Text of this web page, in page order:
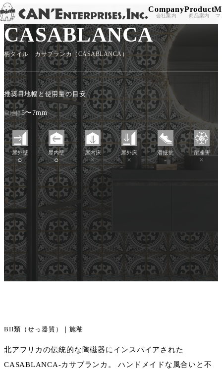
Skip to content Company
会社案内
Product
商品案内 マ
TOP / PRODUCT / CASABLANCA
CASABLANCA
柄タイル カサブランカ（CASABLANCA）
推奨目地幅と使用量の目安
目地幅5〜7mm
屋外壁
○
屋内壁
○
屋内床
×
屋外床
×
滑抵抗
-
耐凍害
×
BII類（せっ器質）｜施釉
北アフリカの伝統的な陶磁器にインスパイアされた
CASABLANCA-カサブランカ。 ハンドメイドな風合いと不